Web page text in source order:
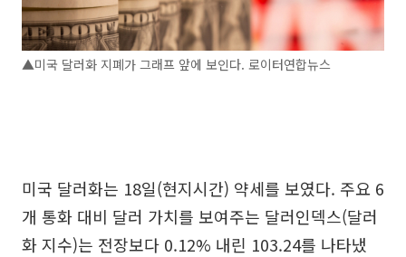
▲미국 달러화 지폐가 그래프 앞에 보인다. 로이터연합뉴스
미국 달러화는 18일(현지시간) 약세를 보였다. 주요 6
개 통화 대비 달러 가치를 보여주는 달러인덱스(달러
화 지수)는 전장보다 0.12% 내린 103.24를 나타냈